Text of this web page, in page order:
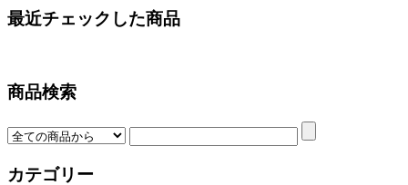
最近チェックした商品
商品検索
カテゴリー